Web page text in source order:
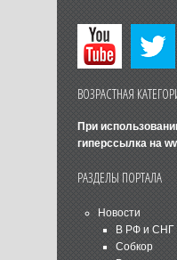
ВОЗРАСТНАЯ
При
гиперссылка на
РАЗДЕЛЫ ПОРТАЛА
Новости
В РФ и СНГ
Собкор